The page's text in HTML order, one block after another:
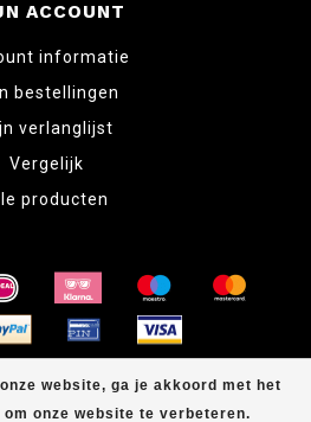
website, ga je akkoord met het
onze website te verbeteren.
ACCOUNT
informatie
bestellingen
verlanglijst
Vergelijk
producten
www.tabletopper.nl